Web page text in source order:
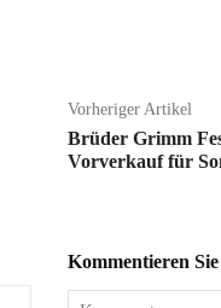
Vorheriger Artikel
Brüder Grimm
Vorverkauf für
Kommentieren